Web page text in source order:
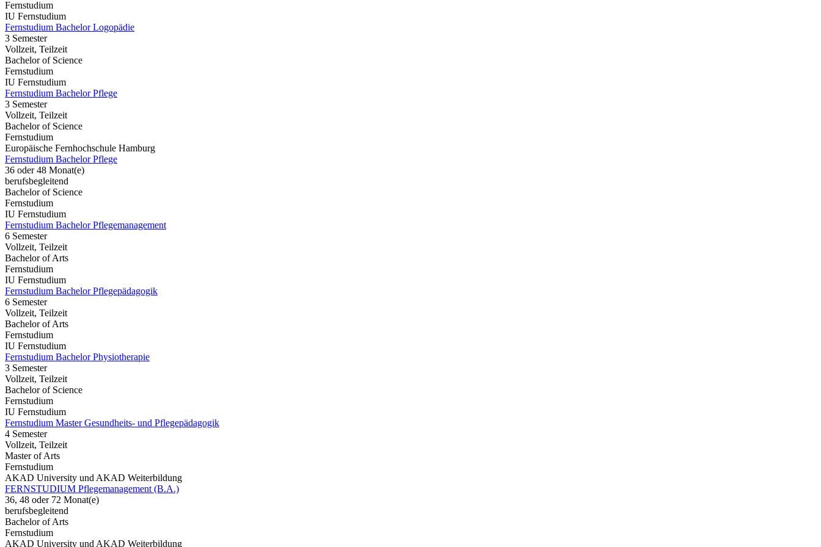
Fernstudium
IU Fernstudium
Fernstudium Bachelor Logopädie
3 Semester
Vollzeit, Teilzeit
Bachelor of Science
Fernstudium
IU Fernstudium
Fernstudium Bachelor Pflege
3 Semester
Vollzeit, Teilzeit
Bachelor of Science
Fernstudium
Europäische Fernhochschule Hamburg
Fernstudium Bachelor Pflege
36 oder 48 Monat(e)
berufsbegleitend
Bachelor of Science
Fernstudium
IU Fernstudium
Fernstudium Bachelor Pflegemanagement
6 Semester
Vollzeit, Teilzeit
Bachelor of Arts
Fernstudium
IU Fernstudium
Fernstudium Bachelor Pflegepädagogik
6 Semester
Vollzeit, Teilzeit
Bachelor of Arts
Fernstudium
IU Fernstudium
Fernstudium Bachelor Physiotherapie
3 Semester
Vollzeit, Teilzeit
Bachelor of Science
Fernstudium
IU Fernstudium
Fernstudium Master Gesundheits- und Pflegepädagogik
4 Semester
Vollzeit, Teilzeit
Master of Arts
Fernstudium
AKAD University und AKAD Weiterbildung
FERNSTUDIUM Pflegemanagement (B.A.)
36, 48 oder 72 Monat(e)
berufsbegleitend
Bachelor of Arts
Fernstudium
AKAD University und AKAD Weiterbildung